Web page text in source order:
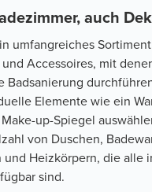
auch
umfangreiches
Accessoires, mit
Badsanierung
Elemente wie ein
up-Spiegel
von Duschen,
Heizkörpern, die alle
sind.